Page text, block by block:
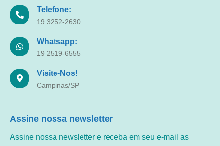
Telefone:
19 3252-2630
Whatsapp:
19 2519-6555
Visite-Nos!
Campinas/SP
Assine nossa newsletter
Assine nossa newsletter e receba em seu e-mail as